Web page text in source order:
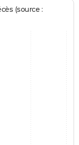
(source :